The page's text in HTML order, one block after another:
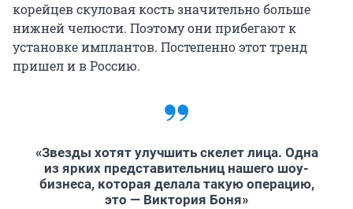
корейцев скуловая кость значительно больше
нижней челюсти. Поэтому они прибегают к
установке имплантов. Постепенно этот тренд
пришел и в Россию.
«Звезды хотят улучшить скелет лица. Одна
из ярких представительниц нашего шоу-
бизнеса, которая делала такую операцию,
это — Виктория Боня»